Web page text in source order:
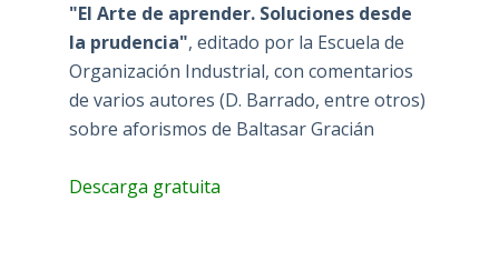
"El Arte de aprender. Soluciones desde
la prudencia", editado por la Escuela de
Organización Industrial, con comentarios
de varios autores (D. Barrado, entre otros)
sobre aforismos de Baltasar Gracián
Descarga gratuita